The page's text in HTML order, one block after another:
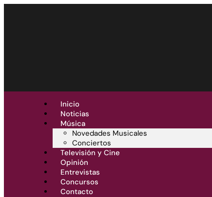
Inicio
Noticias
Música
Novedades Musicales
Conciertos
Televisión y Cine
Opinión
Entrevistas
Concursos
Contacto